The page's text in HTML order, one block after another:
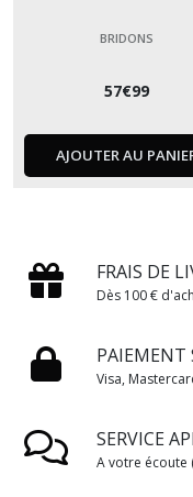
BRIDONS
57€99
AJOUTER AU
FRAIS DE
Dès 100 €
PAIEMENT
Visa,
SERVICE
A votre écoute